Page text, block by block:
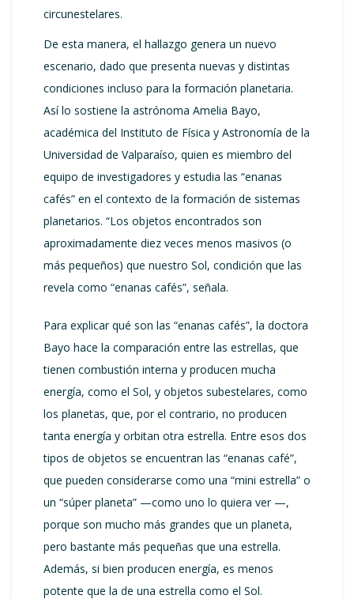
circunestelares.
De esta manera, el hallazgo genera un nuevo
escenario, dado que presenta nuevas y distintas
condiciones incluso para la formación planetaria.
Así lo sostiene la astrónoma Amelia Bayo,
académica del Instituto de Física y Astronomía de la
Universidad de Valparaíso, quien es miembro del
equipo de investigadores y estudia las “enanas
cafés” en el contexto de la formación de sistemas
planetarios. “Los objetos encontrados son
aproximadamente diez veces menos masivos (o
más pequeños) que nuestro Sol, condición que las
revela como “enanas cafés”, señala.
Para explicar qué son las “enanas cafés”, la doctora
Bayo hace la comparación entre las estrellas, que
tienen combustión interna y producen mucha
energía, como el Sol, y objetos subestelares, como
los planetas, que, por el contrario, no producen
tanta energía y orbitan otra estrella. Entre esos dos
tipos de objetos se encuentran las “enanas café”,
que pueden considerarse como una “mini estrella” o
un “súper planeta” —como uno lo quiera ver —,
porque son mucho más grandes que un planeta,
pero bastante más pequeñas que una estrella.
Además, si bien producen energía, es menos
potente que la de una estrella como el Sol.